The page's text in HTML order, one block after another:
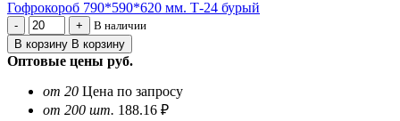
Гофрокороб 790*590*620 мм. Т-24 бурый
В наличии
В корзину В корзину
Оптовые цены руб.
от 20 Цена по запросу
от 200 шт. 188.16 ₽